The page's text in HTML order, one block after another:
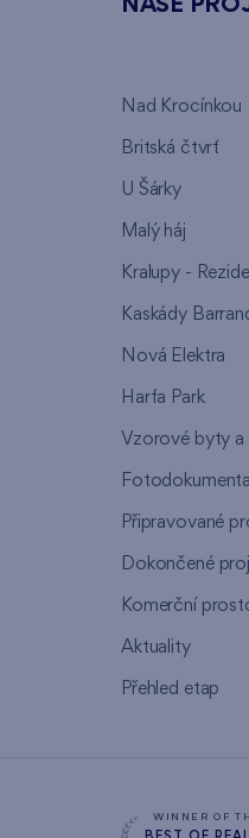
NAŠE
Nad Krocínkou
Britská čtvrť
U Šárky
Malý háj
Kralupy -
Kaskády
Nová Elektra
Harfa Park
Vzorové byty a
Připravované
Dokončené
Komerční
Aktuality
Přehled etap
WINNER OF